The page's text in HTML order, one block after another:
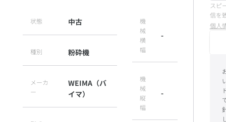
状態 中古
種別 粉砕機
メーカ
ー
WEIMA（バ
イマ）
機
械
横
幅
-
機
械
縦
幅
-
スピ
信を
個人